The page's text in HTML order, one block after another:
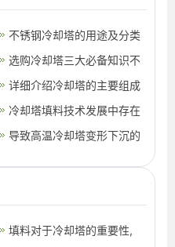
不锈钢冷却塔的用途及分类
(方形横流式冷却塔多少钱)
选购冷却塔三大必备知识不
能少
详细介绍冷却塔的主要组成
配件,bac冷却塔产品介绍
说明
冷却塔填料技术发展中存在
的问题及不容易黏连堵塞,
导致高温冷却塔变形下沉的
填料对于冷却塔的重要性,